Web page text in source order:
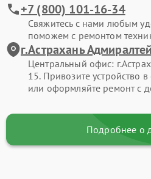
+7 (800) 101-16-34
Свяжитесь с нами любым
поможем с ремонтом
г.Астрахань
Центральный офис:
15. Привозите устройство
или оформляйте ремонт с
Подробнее о